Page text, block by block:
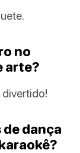
no
arte?
divertido!
dança